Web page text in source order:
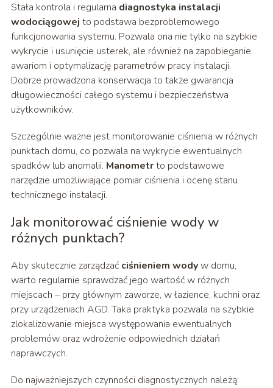
Stała kontrola i regularna diagnostyka instalacji
wodociągowej to podstawa bezproblemowego
funkcjonowania systemu. Pozwala ona nie tylko na szybkie
wykrycie i usunięcie usterek, ale również na zapobieganie
awariom i optymalizację parametrów pracy instalacji.
Dobrze prowadzona konserwacja to także gwarancja
długowieczności całego systemu i bezpieczeństwa
użytkowników.
Szczególnie ważne jest monitorowanie ciśnienia w różnych
punktach domu, co pozwala na wykrycie ewentualnych
spadków lub anomalii. Manometrto podstawowe
narzędzie umożliwiające pomiar ciśnienia i ocenę stanu
technicznego instalacji.
Jak monitorować ciśnienie wody w
różnych punktach?
Aby skutecznie zarządzać ciśnieniem wodyw domu,
warto regularnie sprawdzać jego wartość w różnych
miejscach – przy głównym zaworze, w łazience, kuchni oraz
przy urządzeniach AGD. Taka praktyka pozwala na szybkie
zlokalizowanie miejsca występowania ewentualnych
problemów oraz wdrożenie odpowiednich działań
naprawczych.
Do najważniejszych czynności diagnostycznych należą: